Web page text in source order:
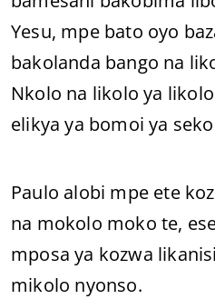
Yesu, mpe bato oyo
bakolanda bango na
Nkolo na likolo ya
elikya ya bomoi ya
Paulo alobi mpe ete
na mokolo moko te,
mposa ya kozwa
mikolo nyonso.